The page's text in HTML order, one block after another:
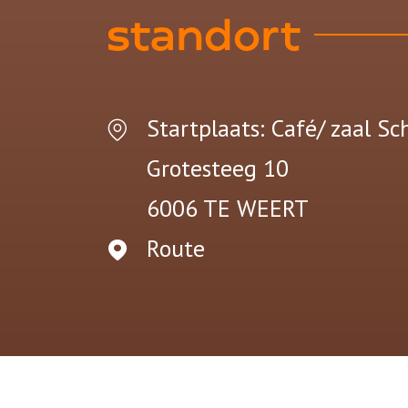
standort
Startplaats: Café/ zaal
Grotesteeg 10
6006 TE WEERT
Route